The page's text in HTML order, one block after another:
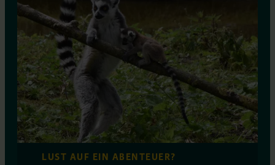
LUST AUF EIN ABENTEUER?